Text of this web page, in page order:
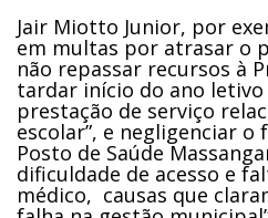
Jair Miotto Junior, por
em multas por atrasar o
não repassar recursos à
tardar início do ano
prestação de serviço
escolar”, e negligenciar
Posto de Saúde
dificuldade de acesso e
médico, causas que